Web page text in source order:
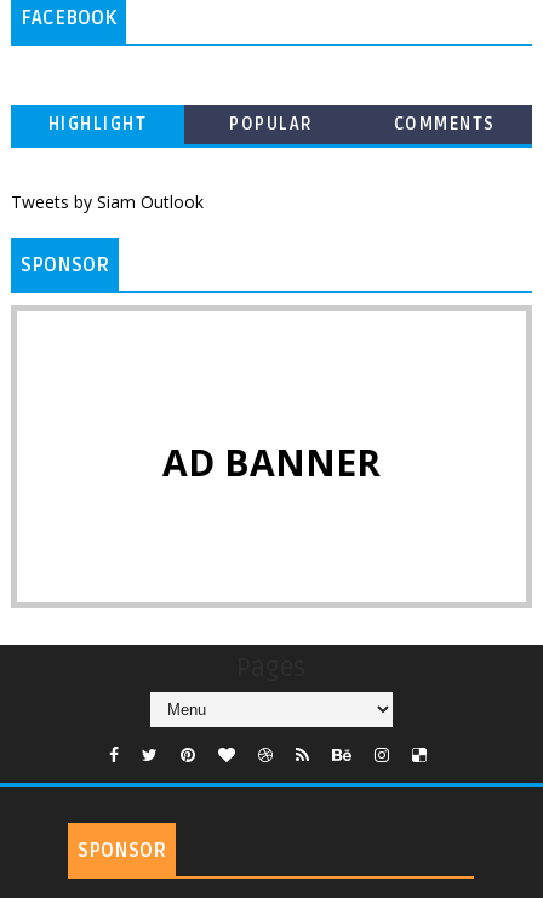
FACEBOOK
HIGHLIGHT POPULAR COMMENTS
Tweets by Siam Outlook
SPONSOR
AD BANNER
SPONSOR